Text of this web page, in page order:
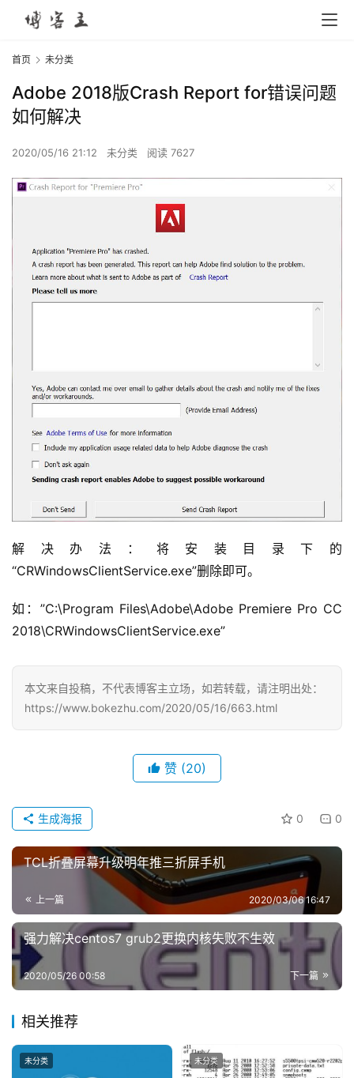
页
科
资
讯
主
机
荐
登录 注册
投稿
首页 未分类
Adobe 2018版Crash Report for错误问题
如何解决
2020/05/16 21:12 未分类 阅读 7627
解决办法：将安装目录下的
“CRWindowsClientService.exe”删除即可。
如：”C:\Program Files\Adobe\Adobe Premiere Pro CC
2018\CRWindowsClientService.exe”
本文来自投稿，不代表博客主立场，如若转载，请注明出处：
https://www.bokezhu.com/2020/05/16/663.html
赞 (20)
0 0
生成海报
TCL折叠屏幕升级明年推三折屏手机
上一篇 2020/03/06 16:47
强力解决centos7 grub2更换内核失败不生效
下一篇
2020/05/26 00:58
相关推荐
未分类 未分类